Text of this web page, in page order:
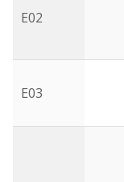
E02
E03